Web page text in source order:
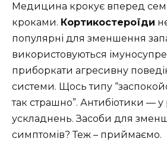
Медицина крокує вперед
кроками. Кортикостероїди
популярні для зменшення
використовуються
приборкати агресивну
системи. Щось типу
так страшно”. Антибіотики — у
ускладнень. Засоби для
симптомів? Теж – приймаємо.